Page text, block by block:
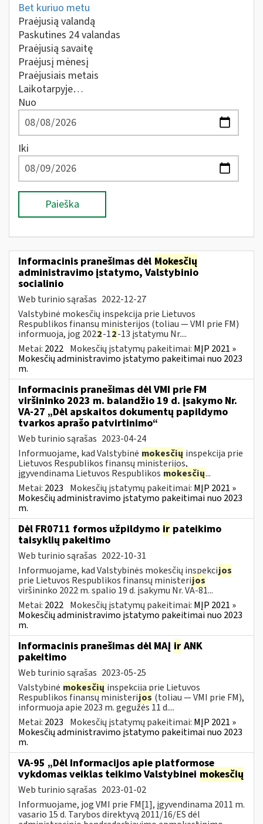
Bet kuriuo metu
Praėjusią valandą
Paskutines 24 valandas
Praėjusią savaitę
Praėjusį mėnesį
Praėjusiais metais
Laikotarpyje…
Nuo
Iki
Paieška
Informacinis pranešimas dėl Mokesčių
administravimo įstatymo, Valstybinio
socialinio
Web turinio sąrašas 2022-12-27
Valstybinė mokesčių inspekcija prie Lietuvos
Respublikos finansų ministerijos (toliau — VMI prie FM)
informuoja, jog 2022-12-13 įstatymu Nr....
Metai: 2022 Mokesčių įstatymų pakeitimai: MĮP 2021 »
Mokesčių administravimo įstatymo pakeitimai nuo 2023
m.
Informacinis pranešimas dėl VMI prie FM
viršininko 2023 m. balandžio 19 d. įsakymo Nr.
VA-27 „Dėl apskaitos dokumentų papildymo
tvarkos aprašo patvirtinimo“
Web turinio sąrašas 2023-04-24
Informuojame, kad Valstybinė mokesčių inspekcija prie
Lietuvos Respublikos finansų ministerijos,
įgyvendinama Lietuvos Respublikos mokesčių...
Metai: 2023 Mokesčių įstatymų pakeitimai: MĮP 2021 »
Mokesčių administravimo įstatymo pakeitimai nuo 2023
m.
Dėl FR0711 formos užpildymo ir pateikimo
taisyklių pakeitimo
Web turinio sąrašas 2022-10-31
Informuojame, kad Valstybinės mokesčių inspekcijos
prie Lietuvos Respublikos finansų ministerijos
viršininko 2022 m. spalio 19 d. įsakymu Nr. VA-81...
Metai: 2022 Mokesčių įstatymų pakeitimai: MĮP 2021 »
Mokesčių administravimo įstatymo pakeitimai nuo 2023
m.
Informacinis pranešimas dėl MAĮ ir ANK
pakeitimo
Web turinio sąrašas 2023-05-25
Valstybinė mokesčių inspekcija prie Lietuvos
Respublikos finansų ministerijos (toliau — VMI prie FM),
informuoja apie 2023 m. gegužės 11 d....
Metai: 2023 Mokesčių įstatymų pakeitimai: MĮP 2021 »
Mokesčių administravimo įstatymo pakeitimai nuo 2023
m.
VA-95 „Dėl Informacijos apie platformose
vykdomas veiklas teikimo Valstybinei mokesčių
Web turinio sąrašas 2023-01-02
Informuojame, jog VMI prie FM[1], įgyvendinama 2011 m.
vasario 15 d. Tarybos direktyvą 2011/16/ES dėl